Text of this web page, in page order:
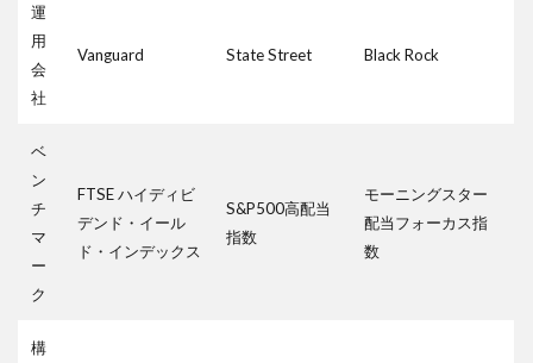
運
用
会
社
Vanguard State Street Black Rock
ベ
ン
チ
マ
ー
ク
FTSE ハイディビ
デンド・イール
ド・インデックス
S&P500高配当
指数
モーニングスター
配当フォーカス指
数
構